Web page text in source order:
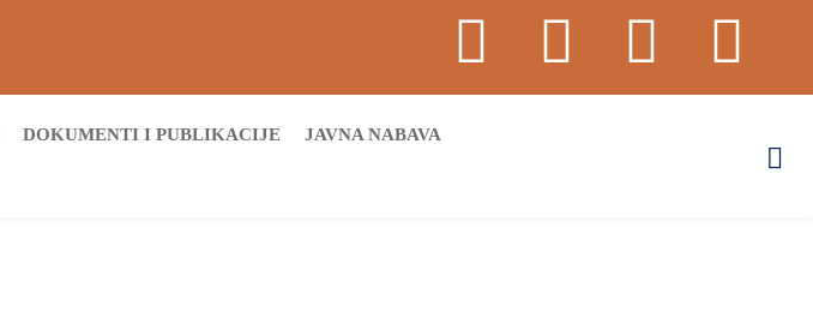
DOKUMENTI I PUBLIKACIJE JAVNA NABAVA